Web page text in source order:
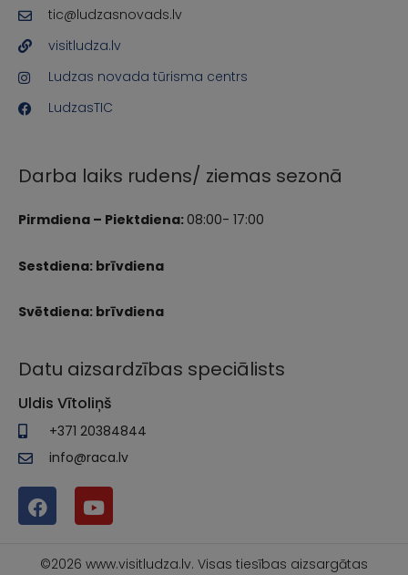
tic@ludzasnovads.lv
visitludza.lv
Ludzas novada tūrisma centrs
LudzasTIC
Darba laiks rudens/ ziemas sezonā
Pirmdiena – Piektdiena:08:00- 17:00
Sestdiena: brīvdiena
Svētdiena: brīvdiena
Datu aizsardzības speciālists
Uldis Vītoliņš
+371 20384844
info@raca.lv
©2026 www.visitludza.lv. Visas tiesības aizsargātas